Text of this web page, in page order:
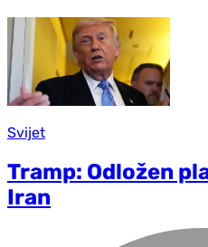
Svijet
Tramp: Odložen
Iran